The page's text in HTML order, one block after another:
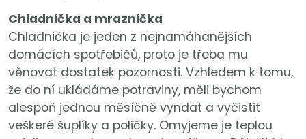
Chladnička a mraznička
Chladnička je jeden z nejnamáhanějších
domácích spotřebičů, proto je třeba mu
věnovat dostatek pozornosti. Vzhledem k tomu,
že do ní ukládáme potraviny, měli bychom
alespoň jednou měsíčně vyndat a vyčistit
veškeré šuplíky a poličky. Omyjeme je teplou